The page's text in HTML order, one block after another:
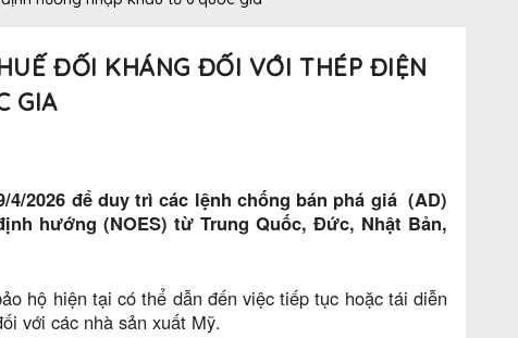
ĐỐI KHÁNG ĐỐI VỚI THÉP ĐIỆN
GIA
2026 để duy trì các lệnh chống bán phá giá (AD)
hướng (NOES) từ Trung Quốc, Đức, Nhật Bản,
hộ hiện tại có thể dẫn đến việc tiếp tục hoặc tái diễn
với các nhà sản xuất Mỹ.